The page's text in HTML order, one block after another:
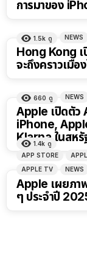
การมาของ
1.5k ดู NEWS
Hong Kong เ
จะถึงคราวเมือ
660 ดู NEWS
Apple เปิดตัว
iPhone,
Klarna ในสหรั
1.4k ดู
APP STORE
APPLE TV
NEWS
Apple เผยภา
ๆ ประจำปี